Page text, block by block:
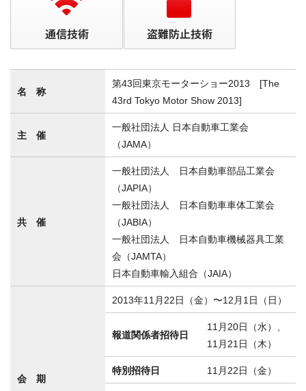
名 称
第43回東京モーターショー2013 [The
43rd Tokyo Motor Show 2013]
主 催
一般社団法人 日本自動車工業会
（JAMA）
共 催
一般社団法人 日本自動車部品工業会
（JAPIA）
一般社団法人 日本自動車車体工業会
（JABIA）
一般社団法人 日本自動車機械器具工業
会（JAMTA）
日本自動車輸入組合（JAIA）
会 期
2013年11月22日（金）〜12月1日（日）
報道関係者招待日
11月20日（水）、
11月21日（木）
特別招待日 11月22日（金）